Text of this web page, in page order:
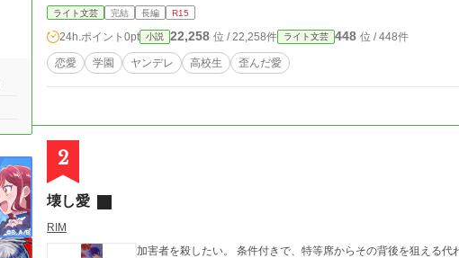
ライト文芸 完結 長編 R15
24h.ポイント 0pt 小説 22,258 位 / 22,258件 ライト文芸 448 位 / 448件
恋愛 学園 ヤンデレ 高校生 歪んだ愛
2
壊し愛
RIM
加害者を殺したい。 条件付きで、特等席からその背後を狙える代わりに、殺せるまで部屋からは出られない、賭け